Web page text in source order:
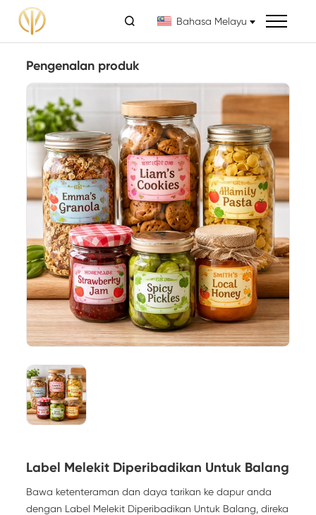
 Bahasa Melayu
Pengenalan produk
Label Melekit Diperibadikan Untuk Balang
Bawa ketenteraman dan daya tarikan ke dapur anda
dengan Label Melekit Diperibadikan Untuk Balang, direka